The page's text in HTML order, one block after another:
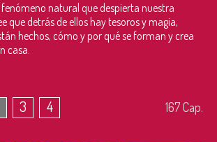
natural que despierta nuestra
que detrás de ellos hay tesoros y magia,
hechos, cómo y por qué se forman y crea
casa.
3 4 167Cap.